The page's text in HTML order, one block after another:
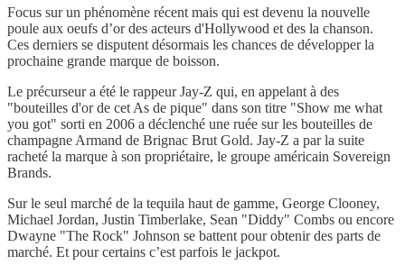
Focus sur un phénomène récent mais qui est devenu la nouvelle
poule aux oeufs d’or des acteurs d'Hollywood et des la chanson.
Ces derniers se disputent désormais les chances de développer la
prochaine grande marque de boisson.
Le précurseur a été le rappeur Jay-Z qui, en appelant à des
"bouteilles d'or de cet As de pique" dans son titre "Show me what
you got" sorti en 2006 a déclenché une ruée sur les bouteilles de
champagne Armand de Brignac Brut Gold. Jay-Z a par la suite
racheté la marque à son propriétaire, le groupe américain Sovereign
Brands.
Sur le seul marché de la tequila haut de gamme, George Clooney,
Michael Jordan, Justin Timberlake, Sean "Diddy" Combs ou encore
Dwayne "The Rock" Johnson se battent pour obtenir des parts de
marché. Et pour certains c’est parfois le jackpot.